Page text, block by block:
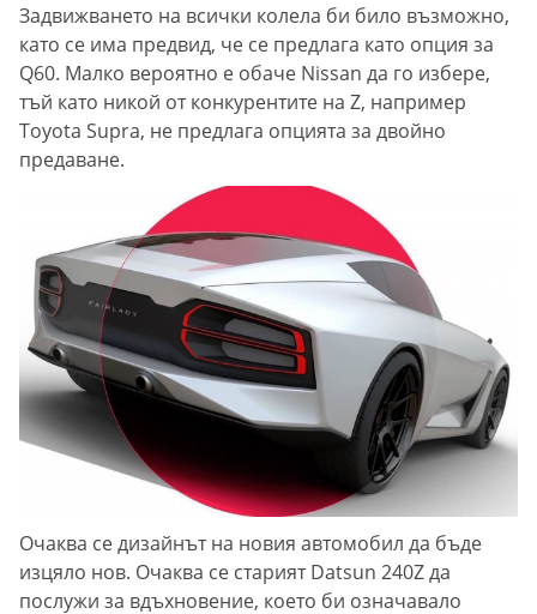
Задвижването на всички колела би било възможно,
като се има предвид, че се предлага като опция за
Q60. Малко вероятно е обаче Nissan да го избере,
тъй като никой от конкурентите на Z, например
Toyota Supra, не предлага опцията за двойно
предаване.
Очаква се дизайнът на новия автомобил да бъде
изцяло нов. Очаква се старият Datsun 240Z да
послужи за вдъхновение, което би означавало